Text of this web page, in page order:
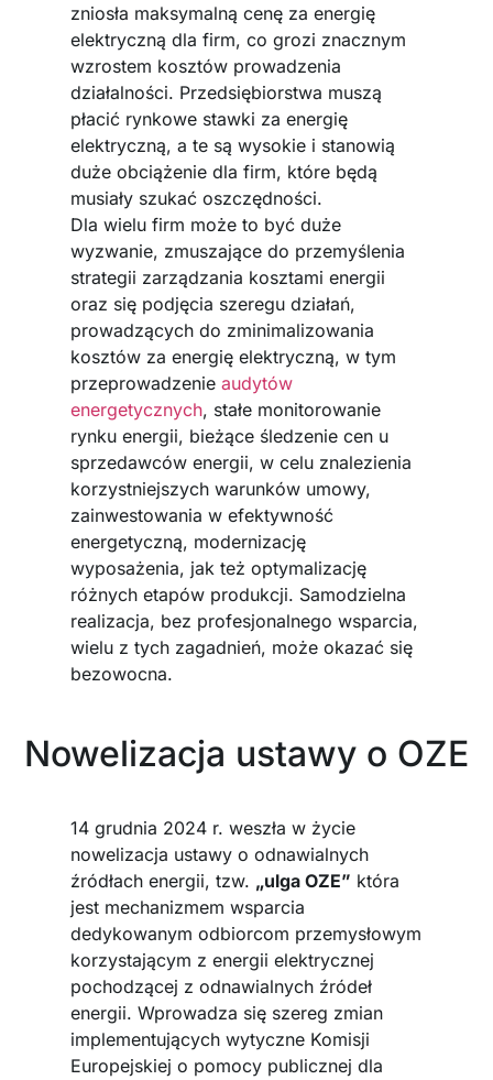
zniosła maksymalną cenę za energię
elektryczną dla firm, co grozi znacznym
wzrostem kosztów prowadzenia
działalności. Przedsiębiorstwa muszą
płacić rynkowe stawki za energię
elektryczną, a te są wysokie i stanowią
duże obciążenie dla firm, które będą
musiały szukać oszczędności.
Dla wielu firm może to być duże
wyzwanie, zmuszające do przemyślenia
strategii zarządzania kosztami energii
oraz się podjęcia szeregu działań,
prowadzących do zminimalizowania
kosztów za energię elektryczną, w tym
przeprowadzenie audytów
energetycznych, stałe monitorowanie
rynku energii, bieżące śledzenie cen u
sprzedawców energii, w celu znalezienia
korzystniejszych warunków umowy,
zainwestowania w efektywność
energetyczną, modernizację
wyposażenia, jak też optymalizację
różnych etapów produkcji. Samodzielna
realizacja, bez profesjonalnego wsparcia,
wielu z tych zagadnień, może okazać się
bezowocna.
Nowelizacja ustawy o OZE
14 grudnia 2024 r. weszła w życie
nowelizacja ustawy o odnawialnych
źródłach energii, tzw. „ulga OZE” która
jest mechanizmem wsparcia
dedykowanym odbiorcom przemysłowym
korzystającym z energii elektrycznej
pochodzącej z odnawialnych źródeł
energii. Wprowadza się szereg zmian
implementujących wytyczne Komisji
Europejskiej o pomocy publicznej dla